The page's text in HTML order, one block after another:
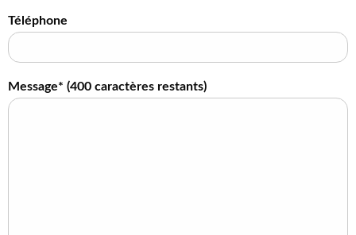
Téléphone
Message* (400 caractères restants)